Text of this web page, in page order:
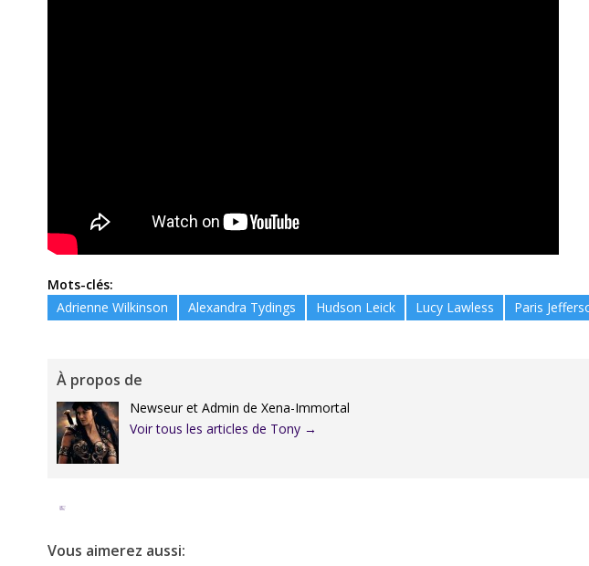
Mots-clés:
Adrienne Wilkinson
Alexandra Tydings Hudson Leick Lucy Lawless Paris
À propos de
Newseur et Admin de Xena-Immortal
Voir tous les articles de Tony →
Vous aimerez aussi: